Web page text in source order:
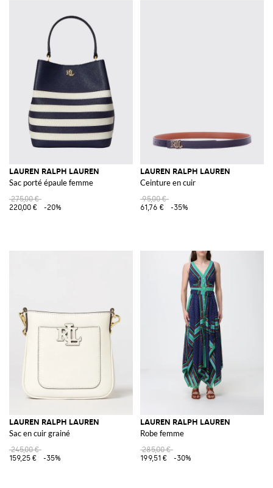
LAUREN RALPH LAUREN
Sac porté épaule femme
275,00 €
220,00 €
-20%
LAUREN RALPH LAUREN
Ceinture en cuir
95,00 €
61,76 €
-35%
LAUREN RALPH LAUREN
Sac en cuir grainé
245,00 €
159,25 €
-35%
LAUREN RALPH LAUREN
Robe femme
285,00 €
199,51 €
-30%